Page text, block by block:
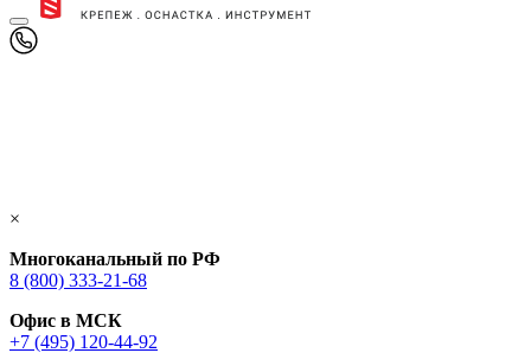
×
Многоканальный по РФ
8 (800) 333‑21-68
Офис в МСК
+7 (495) 120-44-92